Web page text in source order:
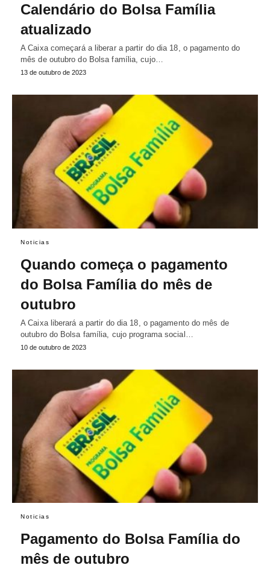
Calendário do Bolsa Família
atualizado
A Caixa começará a liberar a partir do dia 18, o pagamento do
mês de outubro do Bolsa família, cujo…
13 de outubro de 2023
Noticias
Quando começa o pagamento
do Bolsa Família do mês de
outubro
A Caixa liberará a partir do dia 18, o pagamento do mês de
outubro do Bolsa família, cujo programa social…
10 de outubro de 2023
Noticias
Pagamento do Bolsa Família do
mês de outubro